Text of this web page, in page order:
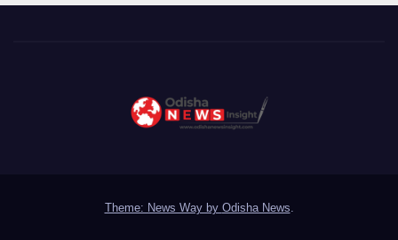
Theme: News Way by Odisha News